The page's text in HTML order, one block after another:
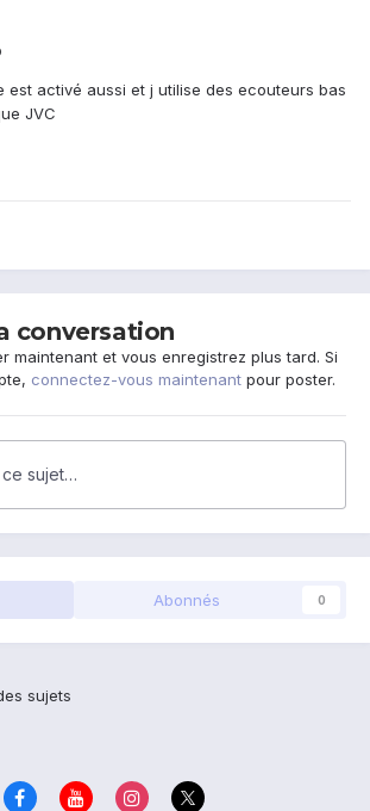
est activé aussi et j utilise des ecouteurs bas
JVC
conversation
maintenant et vous enregistrez plus tard. Si
connectez-vous maintenant pour poster.
sujet…
Abonnés 0
sujets